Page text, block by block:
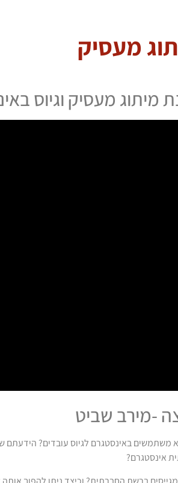
מעסיק
מיתוג מעסיק וגיוס
-מירב שביט
משתמשים באינסטגרם לגיוס עובדים? הידעתם
אינסטגרם?